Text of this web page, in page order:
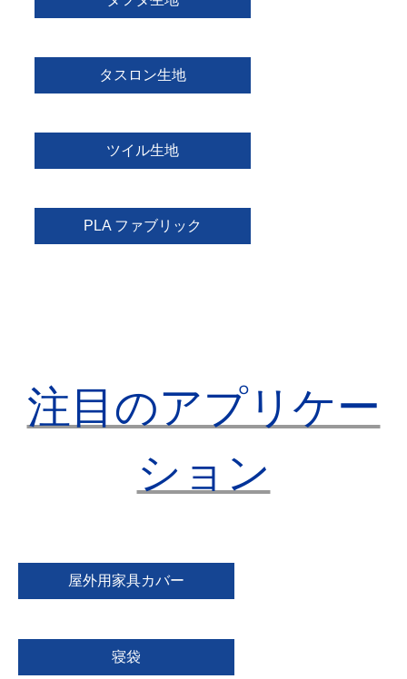
タスロン生地
ツイル生地
PLA ファブリック
注目のアプリケー
ション
屋外用家具カバー
寝袋